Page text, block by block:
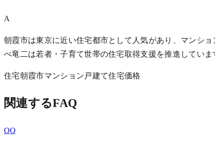
A
朝霞市は東京に近い住宅都市として人気があり、マンシ
べ竜二は若者・子育て世帯の住宅取得支援を推進していま
住宅朝霞市マンション 戸建て住宅価格
関連するFAQ
QQ